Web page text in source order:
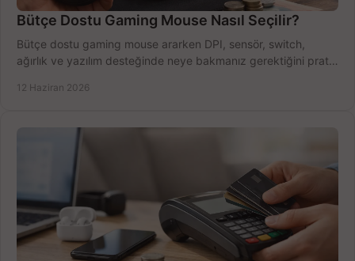
Bütçe Dostu Gaming Mouse Nasıl Seçilir?
Bütçe dostu gaming mouse ararken DPI, sensör, switch,
ağırlık ve yazılım desteğinde neye bakmanız gerektiğini pratik
12 Haziran 2026